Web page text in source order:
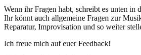
Wenn ihr Fragen habt, schreibt es unten in
Ihr könnt auch allgemeine Fragen zur
Reparatur, Improvisation und so weiter
Ich freue mich auf euer Feedback!